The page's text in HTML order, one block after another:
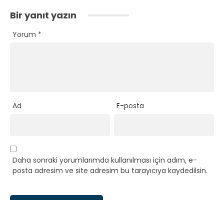
Bir yanıt yazın
Yorum *
Ad E-posta
Daha sonraki yorumlarımda kullanılması için adım, e-
posta adresim ve site adresim bu tarayıcıya kaydedilsin.